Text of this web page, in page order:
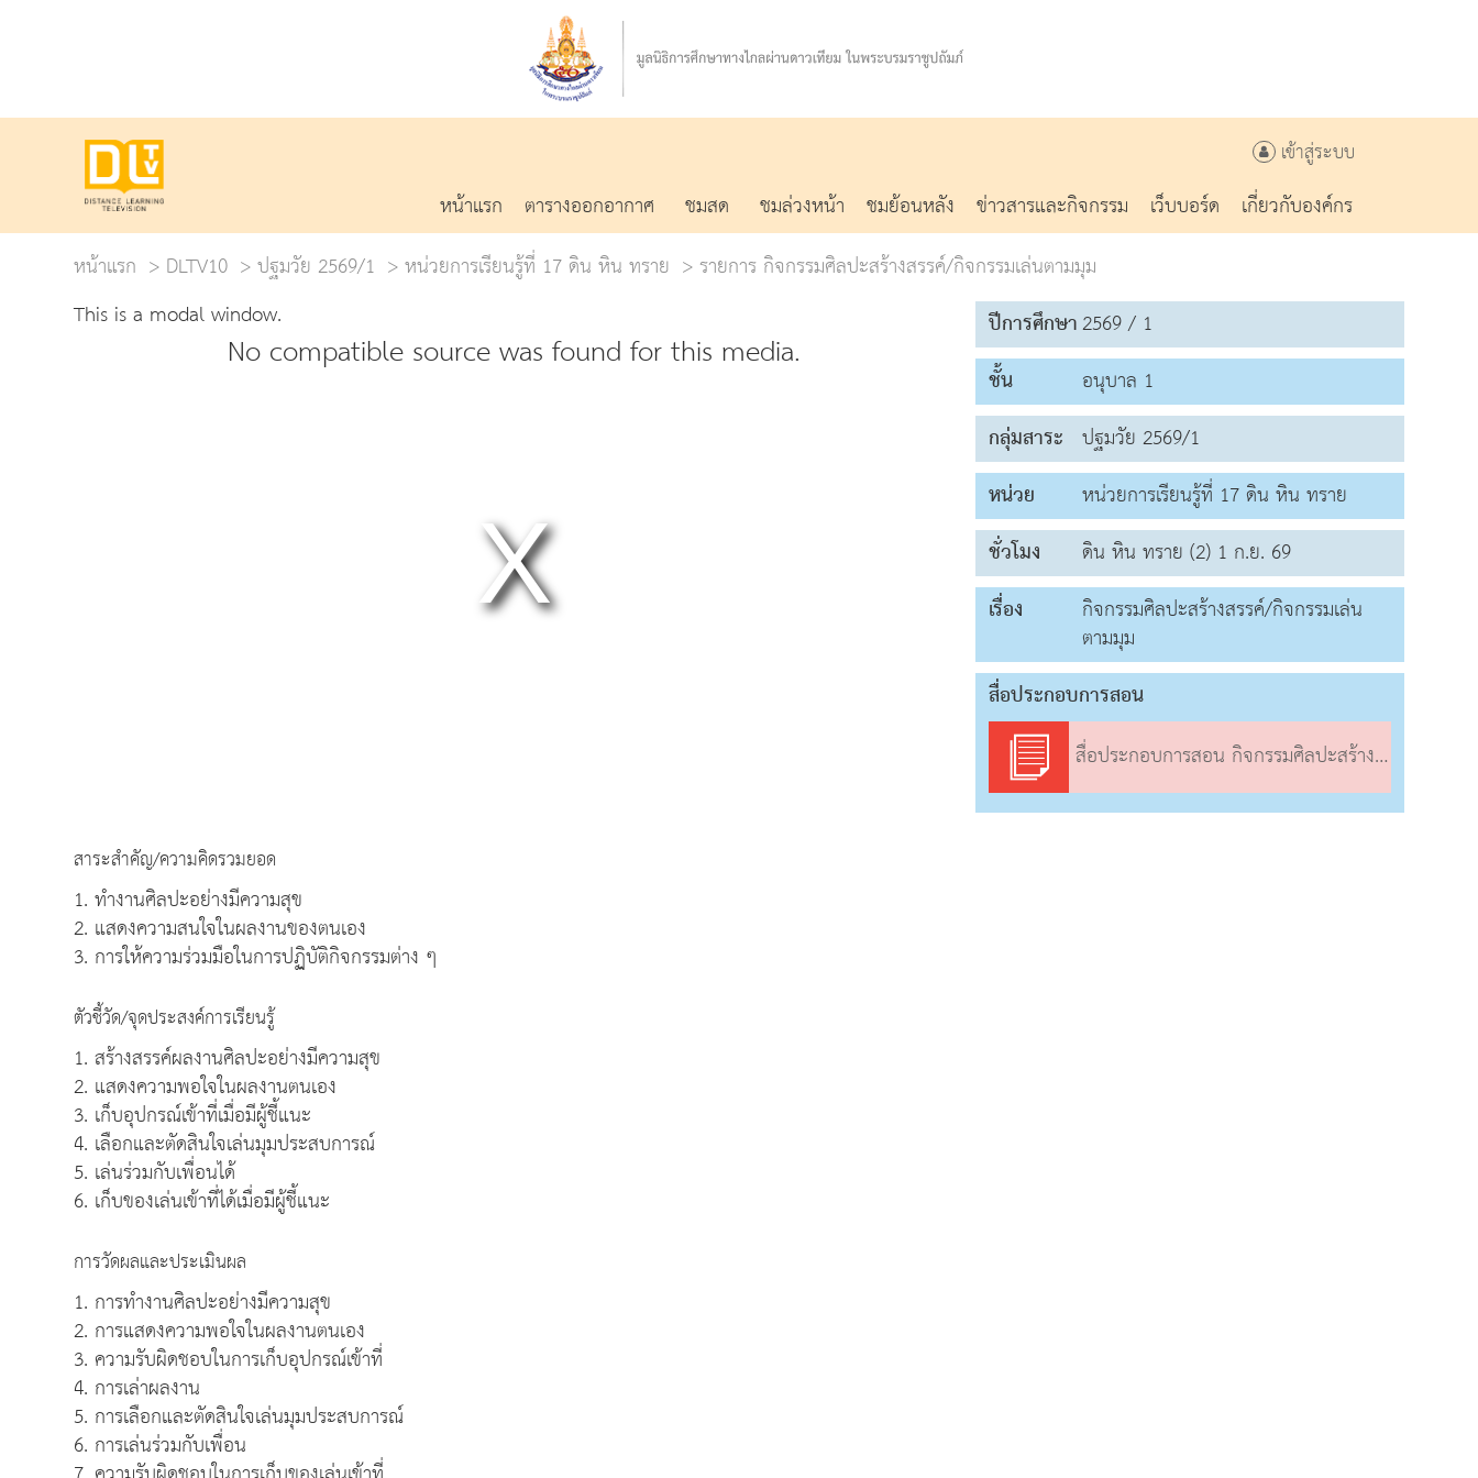
เข้าสู่ระบบ
หน้าแรก ตารางออกอากาศ ชมสด ชมล่วงหน้า ชมย้อนหลัง ข่าวสารและกิจกรรม เว็บบอร์ด
เกี่ยวกับองค์กร
หน้าแรก
DLTV10 ปฐมวัย 2569/1 หน่วยการเรียนรู้ที่ 17 ดิน หิน ทราย
รายการ กิจกรรมศิลปะสร้างสรรค์/กิจกรรมเล่นตามมุม
This is a modal window.
No compatible source was found for this media.
สาระสำคัญ/ความคิดรวมยอด
1. ทำงานศิลปะอย่างมีความสุข
2. แสดงความสนใจในผลงานของตนเอง
3. การให้ความร่วมมือในการปฏิบัติกิจกรรมต่าง ๆ
ตัวชี้วัด/จุดประสงค์การเรียนรู้
1. สร้างสรรค์ผลงานศิลปะอย่างมีความสุข
2. แสดงความพอใจในผลงานตนเอง
3. เก็บอุปกรณ์เข้าที่เมื่อมีผู้ชี้แนะ
4. เลือกและตัดสินใจเล่นมุมประสบการณ์
5. เล่นร่วมกับเพื่อนได้
6. เก็บของเล่นเข้าที่ได้เมื่อมีผู้ชี้แนะ
การวัดผลและประเมินผล
1. การทำงานศิลปะอย่างมีความสุข
2. การแสดงความพอใจในผลงานตนเอง
3. ความรับผิดชอบในการเก็บอุปกรณ์เข้าที่
4. การเล่าผลงาน
5. การเลือกและตัดสินใจเล่นมุมประสบการณ์
6. การเล่นร่วมกับเพื่อน
ปีการศึกษา2569 / 1
ชั้น
อนุบาล 1
กลุ่มสาระ ปฐมวัย 2569/1
หน่วย
หน่วยการเรียนรู้ที่ 17 ดิน หิน ทราย
ชั่วโมง
ดิน หิน ทราย (2) 1 ก.ย. 69
เรื่อง
กิจกรรมศิลปะสร้างสรรค์/กิจกรรมเล่น
ตามมุม
สื่อประกอบการสอน
สื่อประกอบการสอน กิจกรรมศิลปะสร้างสรรค์/กิจกรรมเล่นตามมุม